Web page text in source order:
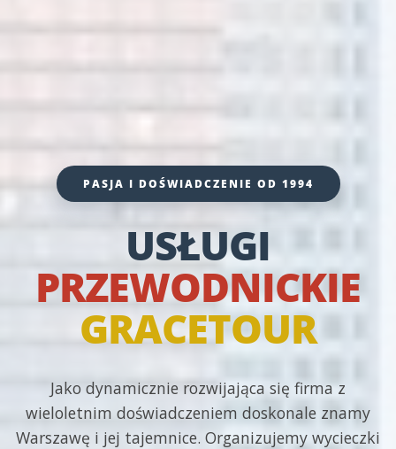
PASJA I DOŚWIADCZENIE OD 1994
USŁUGI
PRZEWODNICKIE
GRACETOUR
Jako dynamicznie rozwijająca się firma z
wieloletnim doświadczeniem doskonale znamy
Warszawę i jej tajemnice. Organizujemy wycieczki